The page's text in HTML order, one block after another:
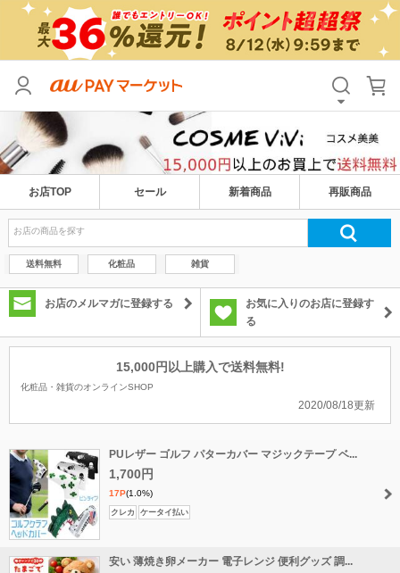
お店TOP セール 新着商品 再販商品
送料無料 化粧品 雑貨
お店のメルマガに登録する
お気に入りのお店に登録す
る
15,000円以上購入で送料無料!
化粧品・雑貨のオンラインSHOP
2020/08/18更新
PUレザー ゴルフ パターカバー マジックテープ ベ...
1,700円
17P(1.0%)
クレカ ケータイ払い
安い 薄焼き卵メーカー 電子レンジ 便利グッズ 調...